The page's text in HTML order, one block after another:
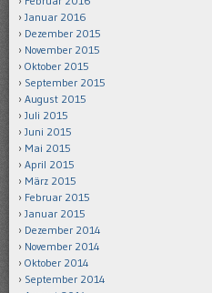
Januar 2016
Dezember 2015
November 2015
Oktober 2015
September 2015
August 2015
Juli 2015
Juni 2015
Mai 2015
April 2015
März 2015
Februar 2015
Januar 2015
Dezember 2014
November 2014
Oktober 2014
September 2014